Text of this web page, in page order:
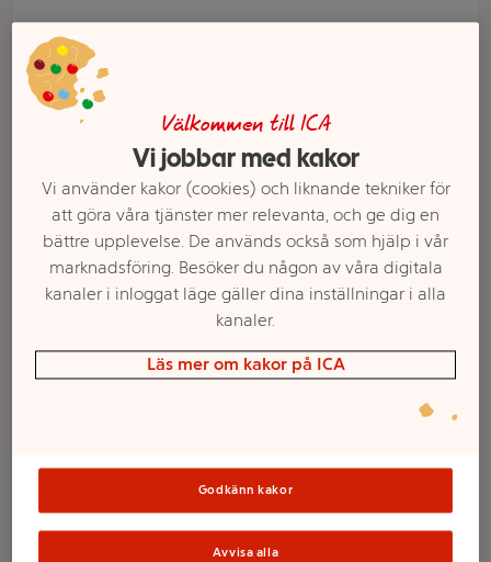
Välkommen till ICA
Vi jobbar med kakor
Vi använder kakor (cookies) och liknande tekniker för
att göra våra tjänster mer relevanta, och ge dig en
bättre upplevelse. De används också som hjälp i vår
marknadsföring. Besöker du någon av våra digitala
kanaler i inloggat läge gäller dina inställningar i alla
kanaler.
Läs mer om kakor på ICA
Godkänn kakor
Avvisa alla